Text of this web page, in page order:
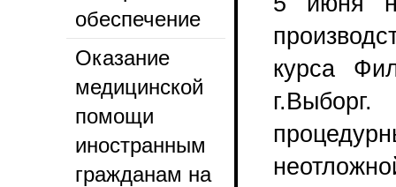
обеспечение
Оказание
медицинской
помощи
иностранным
гражданам на
курса